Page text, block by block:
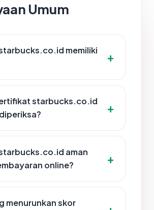
Umum
memiliki
starbucks.co.id
aman
online?
menurunkan skor